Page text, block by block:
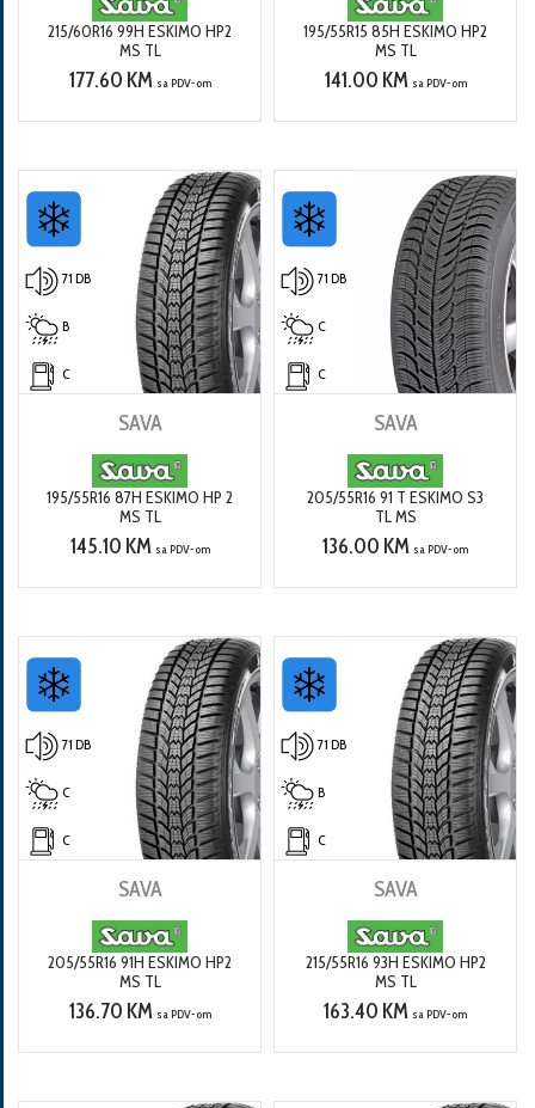
215/60R16 99H ESKIMO HP2
MS TL
177.60 KM sa PDV-om
195/55R15 85H ESKIMO HP2
MS TL
141.00 KM sa PDV-om
71 DB
B
C
SAVA
195/55R16 87H ESKIMO HP 2
MS TL
145.10 KM sa PDV-om
71 DB
C
C
SAVA
205/55R16 91 T ESKIMO S3
TL MS
136.00 KM sa PDV-om
71 DB
C
C
SAVA
205/55R16 91H ESKIMO HP2
MS TL
136.70 KM sa PDV-om
71 DB
B
C
SAVA
215/55R16 93H ESKIMO HP2
MS TL
163.40 KM sa PDV-om